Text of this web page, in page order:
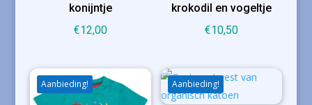
konijntje
€12,00
krokodil en vogeltje
€10,50
Aanbieding! Aanbieding!